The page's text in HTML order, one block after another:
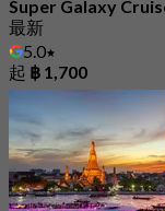
Super Galaxy
最新
5.0
起 ฿ 1,700